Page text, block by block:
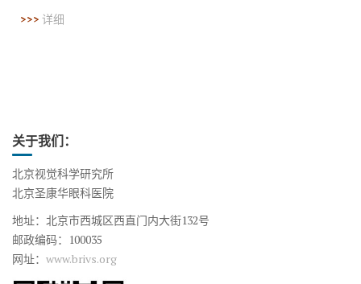
>>> 详细
关于我们：
北京视觉科学研究所
北京圣康华眼科医院
地址：北京市西城区西直门内大街132号
邮政编码：100035
网址： www.brivs.org